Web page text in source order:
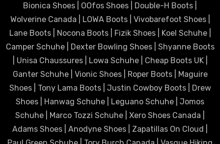
Bionica Shoes
OOfos Shoes Double-H Boots
Wolverine Canada
LOWA Boots| Vivobarefoot Shoes|
Lane Boots| Nocona Boots| Fizik Shoes| Koel Schuhe|
Camper Schuhe| Dexter Bowling Shoes| Shyanne Boots
Unisa Chaussures| Lowa Schuhe| Cheap Boots UK
Ganter Schuhe
Vionic Shoes| Roper Boots| Maguire
Shoes| Tony Lama Boots| Justin Cowboy Boots| Drew
Shoes
Hanwag Schuhe Leguano Schuhe
Jomos
Schuhe
Marco Tozzi Schuhe Xero Shoes Canada
Adams Shoes
Anodyne Shoes Zapatillas On Cloud